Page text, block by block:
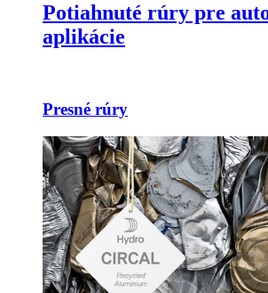
Potiahnuté rúry pre
aplikácie
Presné rúry